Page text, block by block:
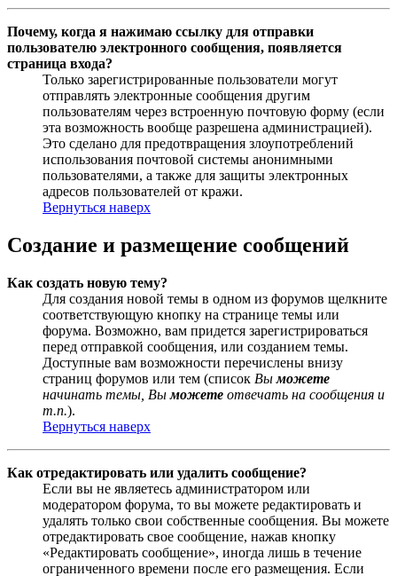
Почему, когда я нажимаю ссылку для отправки
пользователю электронного сообщения, появляется
страница входа?
Только зарегистрированные пользователи могут
отправлять электронные сообщения другим
пользователям через встроенную почтовую форму (если
эта возможность вообще разрешена администрацией).
Это сделано для предотвращения злоупотреблений
использования почтовой системы анонимными
пользователями, а также для защиты электронных
адресов пользователей от кражи.
Вернуться наверх
Создание и размещение сообщений
Как создать новую тему?
Для создания новой темы в одном из форумов щелкните
соответствующую кнопку на странице темы или
форума. Возможно, вам придется зарегистрироваться
перед отправкой сообщения, или созданием темы.
Доступные вам возможности перечислены внизу
страниц форумов или тем (список Выможете
начинать темы, Выможете отвечать на сообщения и
т.п.).
Вернуться наверх
Как отредактировать или удалить сообщение?
Если вы не являетесь администратором или
модератором форума, то вы можете редактировать и
удалять только свои собственные сообщения. Вы можете
отредактировать свое сообщение, нажав кнопку
«Редактировать сообщение», иногда лишь в течение
ограниченного времени после его размещения. Если